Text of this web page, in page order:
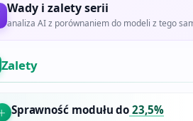
Wady i zalety serii
analiza AI z porównaniem do modeli z tego
Zalety
Sprawność modułu do 23,5%